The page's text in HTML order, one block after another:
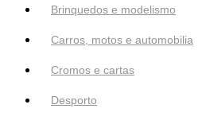
Brinquedos e modelismo
Carros, motos e automobilia
Cromos e cartas
Desporto